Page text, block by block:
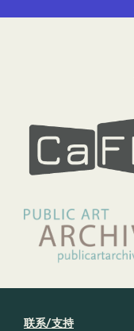
联系/支持